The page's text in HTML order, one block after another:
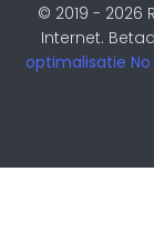
© 2019 - 2026
Internet.
optimalisatie No